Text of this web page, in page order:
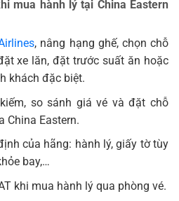
mua hành lý tại China Eastern
, nâng hạng ghế, chọn chỗ
xe lăn, đặt trước suất ăn hoặc
khách đặc biệt.
so sánh giá vé và đặt chỗ
China Eastern.
của hãng: hành lý, giấy tờ tùy
bay,…
khi mua hành lý qua phòng vé.